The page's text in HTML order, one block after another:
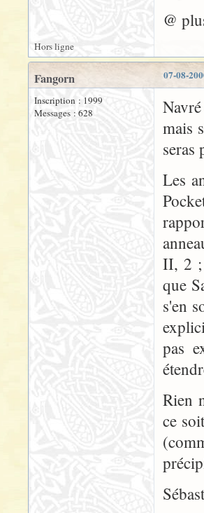
@
Hors ligne
07-08-
Fangorn
Inscription : 1999
Messages : 628
mais
seras
Les
II, 2 ;
que
s'en
pas
Rien
ce